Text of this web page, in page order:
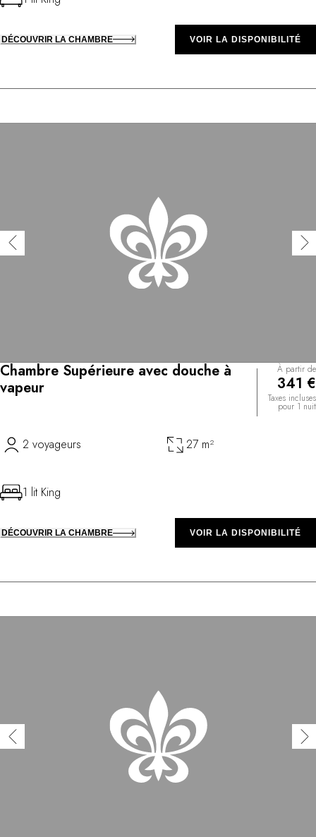
DÉCOUVRIR LA CHAMBRE VOIR LA DISPONIBILITÉ
Chambre Supérieure avec douche à
vapeur
À partir de
341 €
Taxes incluses
pour 1 nuit
2 voyageurs 27 m²
1 lit King
DÉCOUVRIR LA CHAMBRE VOIR LA DISPONIBILITÉ